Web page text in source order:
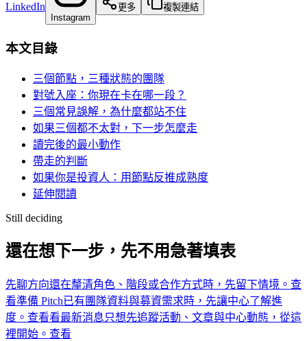
LinkedIn
Instagram
更多 複製連結
本文目錄
三個節點，三種狀態的團隊
對號入座：你現在卡在哪一段？
三個常見誤解，為什麼都站不住
如果三個都不太對，下一步怎麼走
讀完後的最小動作
帶走的判斷
如果你是投資人：用節點反推成熟度
延伸閱讀
Still deciding
還在想下一步，先不用急著填表
先聊方向還在釐清角色、階段或合作方式時，先留下情境。 查
看準備 Pitch已有團隊資料與募資需求時，先讓中心了解進
度。 查看看最新消息只想先追蹤活動、文章與中心動態，從這
裡開始。 查看